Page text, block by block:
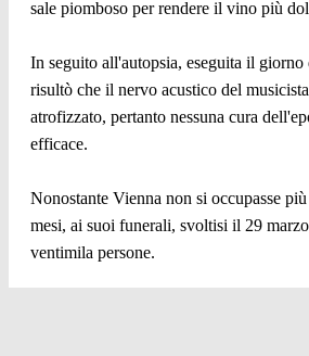
sale piomboso per rendere il vino più
In seguito all'autopsia, eseguita il giorno
risultò che il nervo acustico del
atrofizzato, pertanto nessuna cura
efficace.
Nonostante Vienna non si occupasse
mesi, ai suoi funerali, svoltisi il 29
ventimila persone.